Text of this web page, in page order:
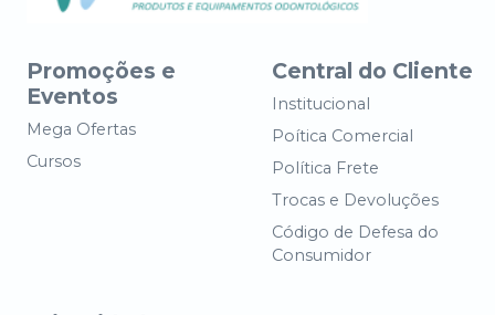
Promoções e
Eventos
Mega Ofertas
Cursos
Central do Cliente
Institucional
Poítica Comercial
Política Frete
Trocas e Devoluções
Código de Defesa do
Consumidor